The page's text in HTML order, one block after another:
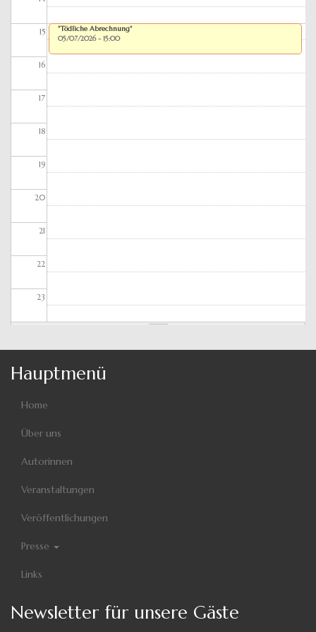
15
16
17
18
19
20
21
22
23
"Tödliche Abrechnung"
05/07/2026 - 15:00
Hauptmenü
Home
Über uns
Autorinnen
Veranstaltungen
Veröffentlichungen
Presse
Links
Newsletter für unsere Gäste